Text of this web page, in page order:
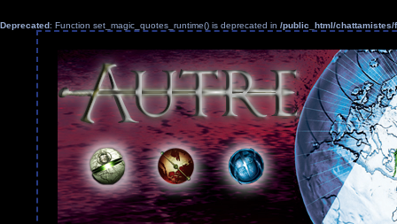
Deprecated: Function set_magic_quotes_runtime() is deprecated in /public_html/chattamistes/